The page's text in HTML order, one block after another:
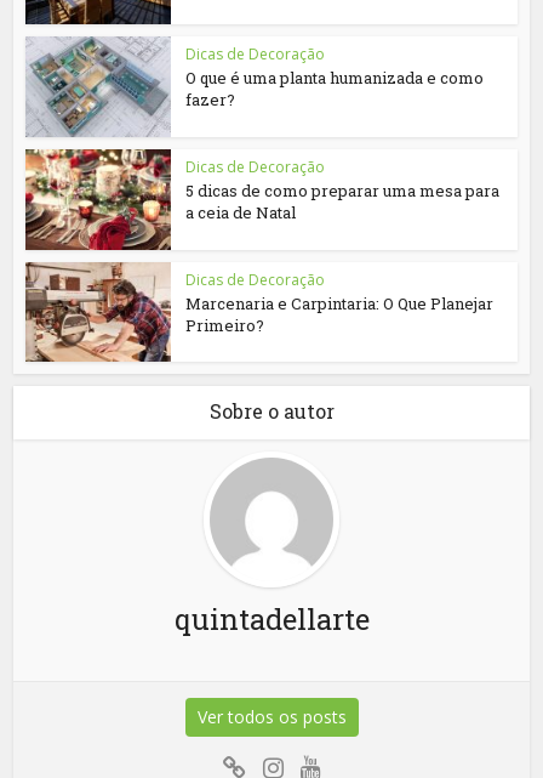
Dicas de Decoração
O que é uma planta humanizada e como
fazer?
Dicas de Decoração
5 dicas de como preparar uma mesa para
a ceia de Natal
Dicas de Decoração
Marcenaria e Carpintaria: O Que Planejar
Primeiro?
Sobre o autor
quintadellarte
Ver todos os posts